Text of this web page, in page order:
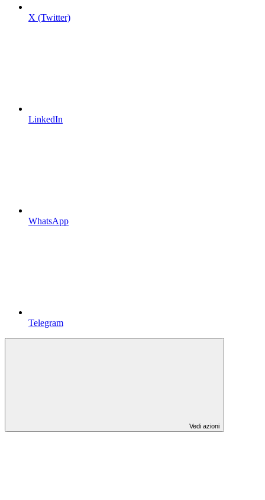
X (Twitter)
LinkedIn
WhatsApp
Telegram
Vedi azioni